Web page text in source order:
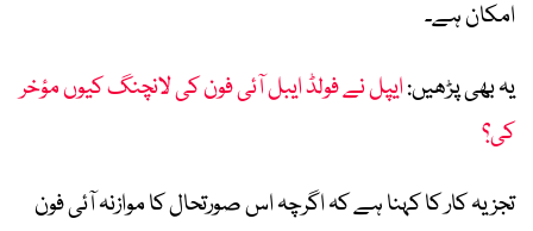
امکان ہے۔
یہ بھی پڑھیں:ایپل نے فولڈ ایبل آئی فون کی لانچنگ کیوں مؤخر
کی؟
تجزیہ کار کا کہنا ہے کہ اگرچہ اس صورتحال کا موازنہ آئی فون